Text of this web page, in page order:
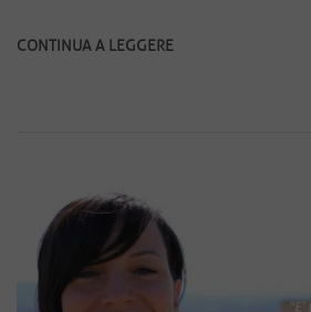
CONTINUA A LEGGERE